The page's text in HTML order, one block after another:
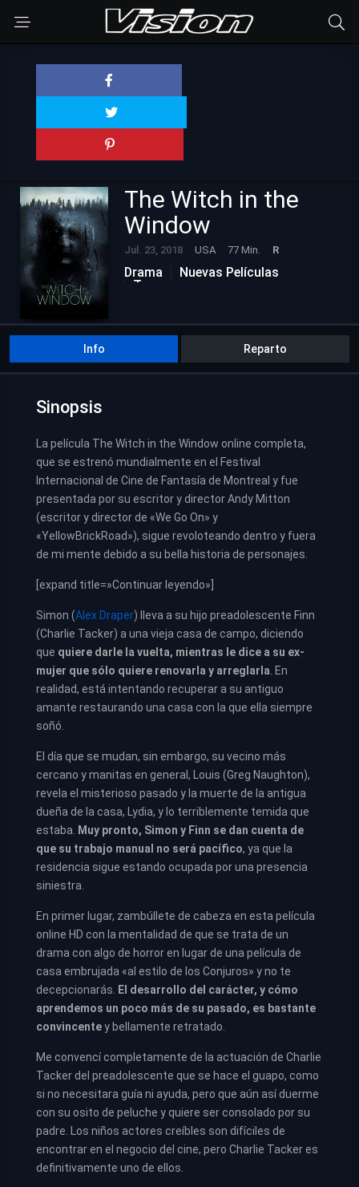
The Witch in the
Window
Jul. 23, 2018 USA 77 Min. R
Drama
Nuevas Películas
Terror
Info Reparto
Sinopsis
La película The Witch in the Window online completa,
que se estrenó mundialmente en el Festival
Internacional de Cine de Fantasía de Montreal y fue
presentada por su escritor y director Andy Mitton
(escritor y director de «We Go On» y
«YellowBrickRoad»), sigue revoloteando dentro y fuera
de mi mente debido a su bella historia de personajes.
[expand title=»Continuar leyendo»]
Simon (Alex Draper) lleva a su hijo preadolescente Finn
(Charlie Tacker) a una vieja casa de campo, diciendo
que quiere darle la vuelta, mientras le dice a su ex-
mujer que sólo quiere renovarla y arreglarla . En
realidad, está intentando recuperar a su antiguo
amante restaurando una casa con la que ella siempre
soñó.
El día que se mudan, sin embargo, su vecino más
cercano y manitas en general, Louis (Greg Naughton),
revela el misterioso pasado y la muerte de la antigua
dueña de la casa, Lydia, y lo terriblemente temida que
estaba.
Muy pronto, Simon y Finn se dan cuenta de
que su trabajo manual no será pacífico, ya que la
residencia sigue estando ocupada por una presencia
siniestra.
En primer lugar, zambúllete de cabeza en esta película
online HD con la mentalidad de que se trata de un
drama con algo de horror en lugar de una película de
casa embrujada «al estilo de los Conjuros» y no te
decepcionarás.
El desarrollo del carácter, y cómo
aprendemos un poco más de su pasado, es bastante
convincentey bellamente retratado.
Me convencí completamente de la actuación de Charlie
Tacker del preadolescente que se hace el guapo, como
si no necesitara guía ni ayuda, pero que aún así duerme
con su osito de peluche y quiere ser consolado por su
padre. Los niños actores creíbles son difíciles de
encontrar en el negocio del cine, pero Charlie Tacker es
definitivamente uno de ellos.